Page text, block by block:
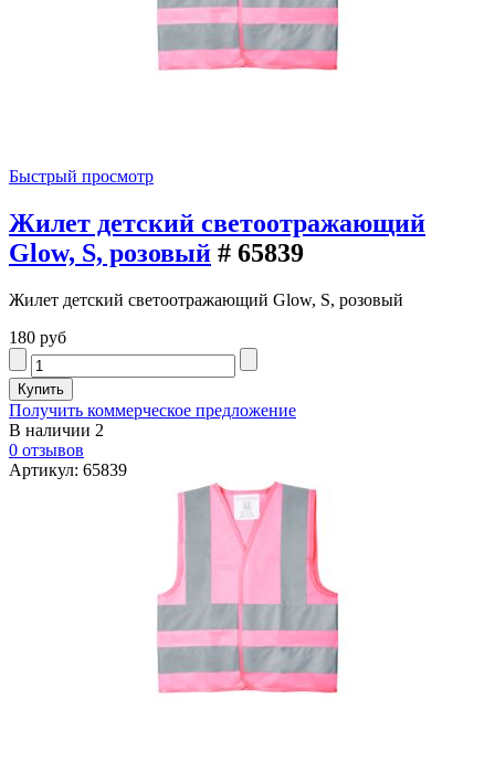
Быстрый просмотр
Жилет детский светоотражающий
Glow, S, розовый # 65839
Жилет детский светоотражающий Glow, S, розовый
180 руб
Получить коммерческое предложение
В наличии 2
0 отзывов
Артикул: 65839